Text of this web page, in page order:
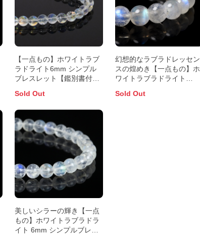
【一点もの】ホワイトラブ
ラドライト6mm シンプル
ブレスレット【鑑別書付
Sold Out
幻想的なラブラドレッセン
スの煌めき【一点もの】ホ
ワイトラブラドライト
ト【鑑別書付き】
Sold Out
美しいシラーの輝き【一点
もの】ホワイトラブラドラ
イト 6mm シンプルブレス